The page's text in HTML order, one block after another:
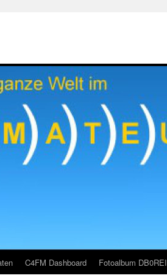
C4FM Dashboard Fotoalbum DB0REI